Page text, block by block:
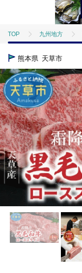
TOP 九州地方
TOP
TOP 肉 牛肉
TOP 肉 牛肉
TOP 肉 牛肉
TOP 肉 牛肉
熊本県 天草市